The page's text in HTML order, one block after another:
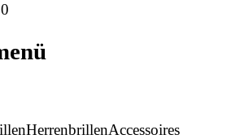
0
HerrenbrillenAccessoires